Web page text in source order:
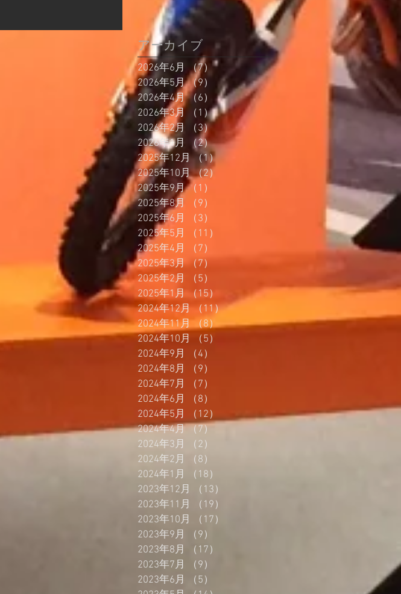
アーカイブ
2026年6月 （7）7件の記事
2026年5月 （9）
9件の記事
2026年4月 （6）
6件の記事
2026年3月
（1）1件の記事
2026年2月
（3）
3件の記事
2026年1月
（2）2件の記事
2025年12月 （1）
2025年10月 （2）
2025年9月 （1）
2025年8月
（9）
2025年6月
（3）
2025年5月
（11）
2025年4月
（7）
2025年3月 （7）
2025年2月
（5）
2025年1月
（15）
15件の記事
2024年12月 （11）11件の記事
2024年11月
（8）8件の記事
2024年10月
（5）
2024年9月
（4）
2024年8月
（9）
2024年7月
（7）
2024年6月
（8）
2024年5月
（12）12件の記事
2024年4月
（7）
2024年3月
（2）
2024年2月
（8）
2024年1月
（18）
2023年12月
（13）
2023年11月
（19）
2023年10月
（17）
2023年9月
（9）
2023年8月
（17）
2023年7月
（9）
2023年6月
（5）